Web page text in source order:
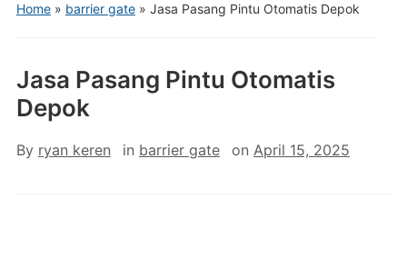
Home» barrier gate» Jasa Pasang Pintu Otomatis Depok
Jasa Pasang Pintu Otomatis
Depok
By ryan keren in barrier gate on April 15, 2025